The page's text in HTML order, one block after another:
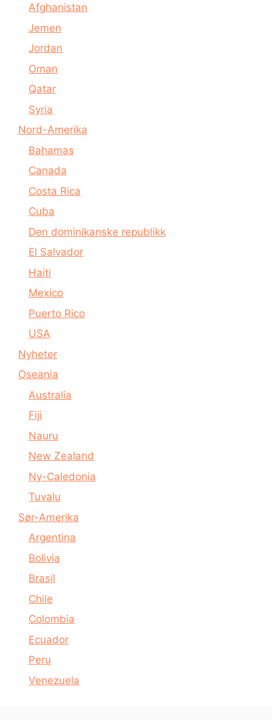
Afghanistan
Jemen
Jordan
Oman
Qatar
Syria
Nord-Amerika
Bahamas
Canada
Costa Rica
Cuba
Den dominikanske republikk
El Salvador
Haiti
Mexico
Puerto Rico
USA
Nyheter
Oseania
Australia
Fiji
Nauru
New Zealand
Ny-Caledonia
Tuvalu
Sør-Amerika
Argentina
Bolivia
Brasil
Chile
Colombia
Ecuador
Peru
Venezuela